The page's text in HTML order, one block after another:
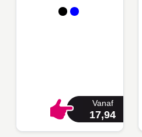
Vanaf
17,94